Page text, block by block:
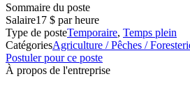
Sommaire du poste
Salaire17 $ par heure
Type de posteTemporaire, Temps plein
CatégoriesAgriculture / Pêches /
Postuler pour ce poste
À propos de l'entreprise